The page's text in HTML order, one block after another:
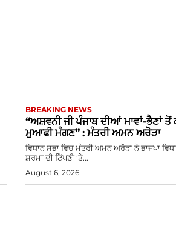
BREAKING NEWS
“ਅਸ਼ਵਨੀ ਜੀ ਪੰਜਾਬ ਦੀਆਂ ਮਾਵਾਂ-ਭੈਣਾਂ
ਮੁਆਫੀ ਮੰਗਣ” : ਮੰਤਰੀ ਅਮਨ ਅਰੋੜਾ
ਵਿਧਾਨ ਸਭਾ ਵਿਚ ਮੰਤਰੀ ਅਮਨ ਅਰੋੜਾ ਨੇ ਭਾਜਪਾ
ਸ਼ਰਮਾ ਦੀ ਟਿੱਪਣੀ ‘ਤੇ...
August 6, 2026